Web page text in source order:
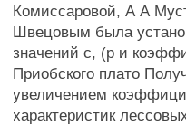
Комиссаровой, А А
Швецовым была
значений с, (р и
Приобского плато
увеличением
характеристик